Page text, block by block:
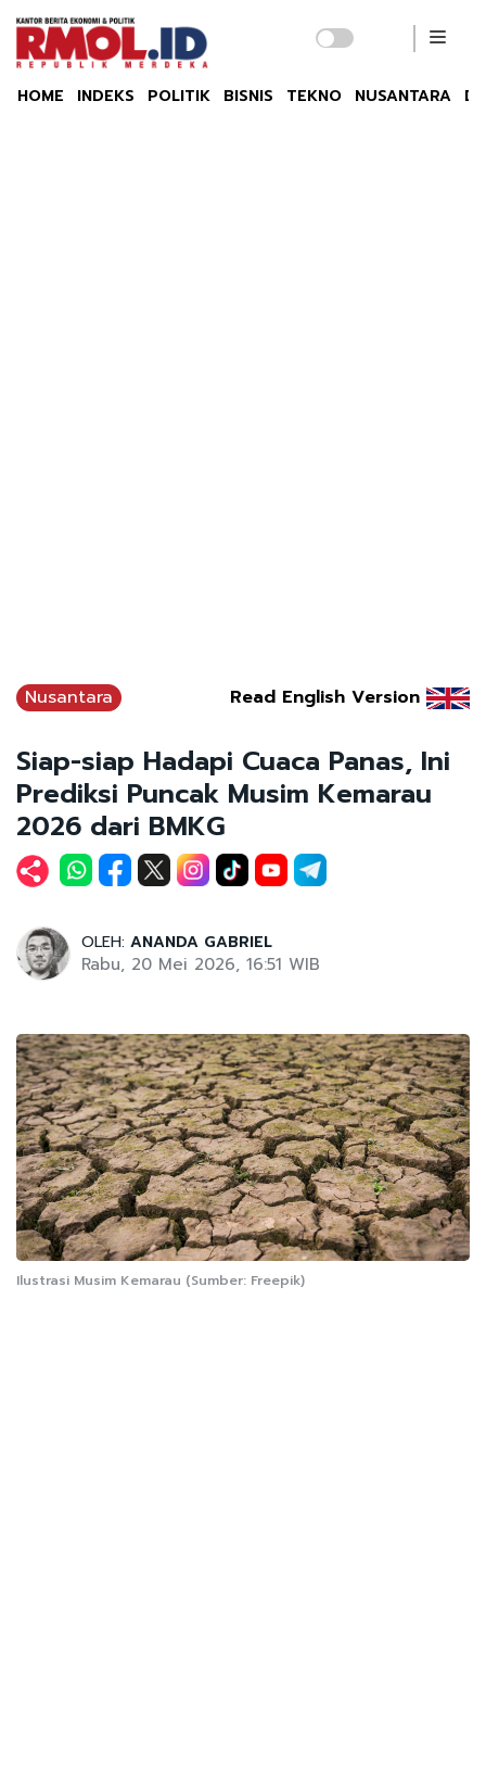
HOME INDEKS POLITIK BISNIS TEKNO NUSANTARA
Nusantara Read English Version
Siap-siap Hadapi Cuaca Panas, Ini
Prediksi Puncak Musim Kemarau
2026 dari BMKG
OLEH: ANANDA GABRIEL
Rabu, 20 Mei 2026, 16:51 WIB
Ilustrasi Musim Kemarau (Sumber: Freepik)